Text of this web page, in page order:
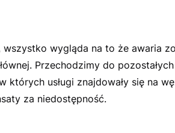
wszystko wygląda na to że awaria
Przechodzimy do
których usługi znajdowały się na
za niedostępność.